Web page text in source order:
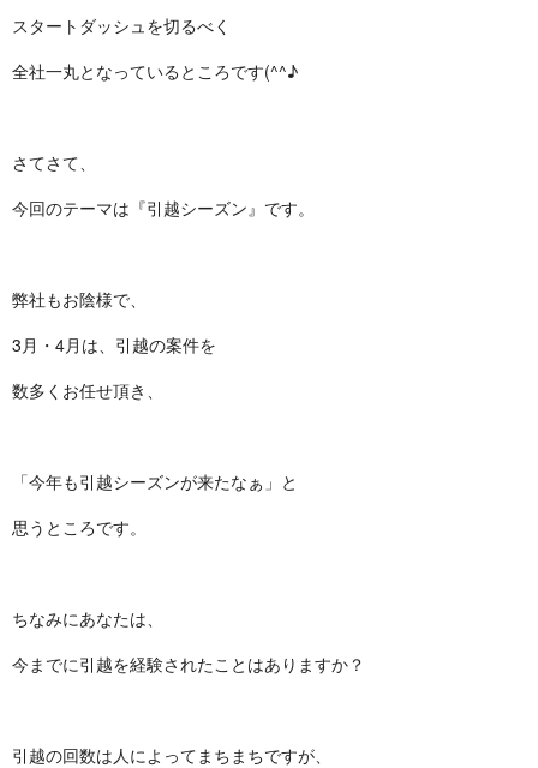
スタートダッシュを切るべく
全社一丸となっているところです(^^♪
さてさて、
今回のテーマは『引越シーズン』です。
弊社もお陰様で、
3月・4月は、引越の案件を
数多くお任せ頂き、
「今年も引越シーズンが来たなぁ」と
思うところです。
ちなみにあなたは、
今までに引越を経験されたことはありますか？
引越の回数は人によってまちまちですが、